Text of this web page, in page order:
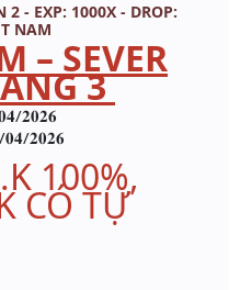
2 - EXP: 1000X - DROP:
NAM
– SEVER
3
𝟐𝟎𝟐𝟔
𝟎𝟒/𝟐𝟎𝟐𝟔
100%,
CÓ TỰ